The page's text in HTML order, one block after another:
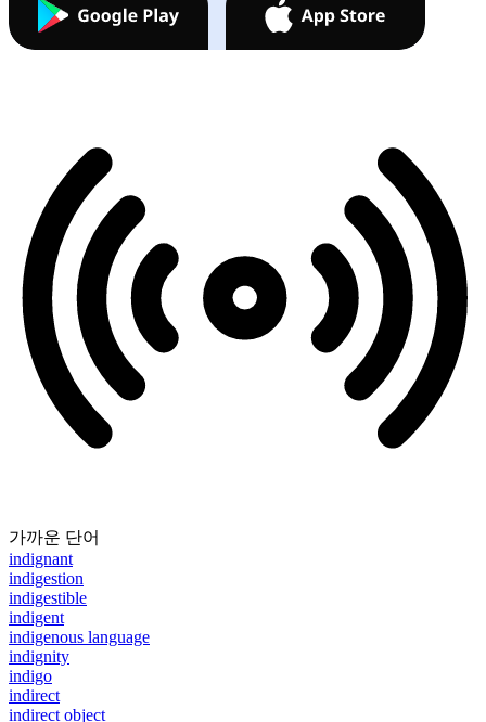
가까운 단어
indignant
indigestion
indigestible
indigent
indigenous language
indignity
indigo
indirect
indirect object